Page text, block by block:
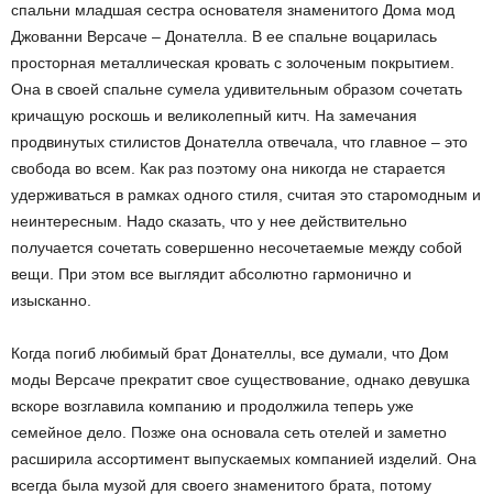
спальни младшая сестра основателя знаменитого Дома мод
Джованни Версаче – Донателла. В ее спальне воцарилась
просторная металлическая кровать с золоченым покрытием.
Она в своей спальне сумела удивительным образом сочетать
кричащую роскошь и великолепный китч. На замечания
продвинутых стилистов Донателла отвечала, что главное – это
свобода во всем. Как раз поэтому она никогда не старается
удерживаться в рамках одного стиля, считая это старомодным и
неинтересным. Надо сказать, что у нее действительно
получается сочетать совершенно несочетаемые между собой
вещи. При этом все выглядит абсолютно гармонично и
изысканно.
Когда погиб любимый брат Донателлы, все думали, что Дом
моды Версаче прекратит свое существование, однако девушка
вскоре возглавила компанию и продолжила теперь уже
семейное дело. Позже она основала сеть отелей и заметно
расширила ассортимент выпускаемых компанией изделий. Она
всегда была музой для своего знаменитого брата, потому